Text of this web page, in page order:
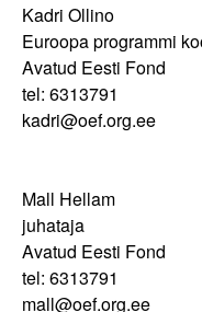
Kadri Ollino
Euroopa programmi
Avatud Eesti Fond
tel: 6313791
kadri@oef.org.ee
Mall Hellam
juhataja
Avatud Eesti Fond
tel: 6313791
mall@oef.org.ee